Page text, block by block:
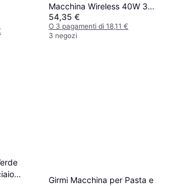
Macchina Wireless 40W 3
Dischi
54,35 €
O 3 pagamenti di 18,11 €
3 negozi
Girmi Macchina per Pasta e